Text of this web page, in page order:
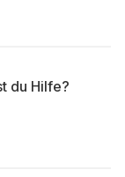
du Hilfe?